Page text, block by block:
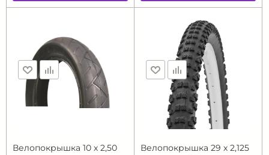
Велопокрышка 10 х 2,50
Велопокрышка 29 х 2,125